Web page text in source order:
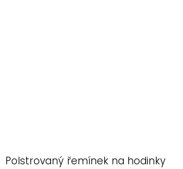
Polstrovaný řemínek na hodinky